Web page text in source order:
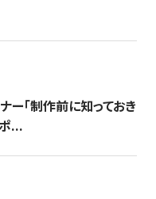
ー「制作前に知っておき
...